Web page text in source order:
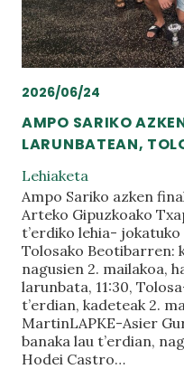
2026/06/24
AMPO SARIKO
LARUNBATEAN,
Lehiaketa
Ampo Sariko azken
Arteko Gipuzkoako
t’erdiko lehia-
Tolosako Beotibarren:
nagusien 2. mailakoa,
larunbata, 11:30,
t’erdian, kadeteak 2.
MartinLAPKE-Asier
banaka lau t’erdian,
Hodei Castro…